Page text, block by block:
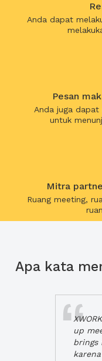
Anda dapat
Pesan
Anda juga
untuk
Mitra
Ruang meeting,
Apa kata
up
brings